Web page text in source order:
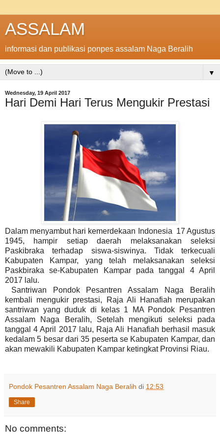
ASSALAM
informasi dan publikasi ponpes assalam Naga Beralih
▼
Wednesday, 19 April 2017
Hari Demi Hari Terus Mengukir Prestasi
Dalam menyambut hari kemerdekaan Indonesia 17 Agustus
1945, hampir setiap daerah melaksanakan seleksi
Paskibraka terhadap siswa-siswinya. Tidak terkecuali
Kabupaten Kampar, yang telah melaksanakan seleksi
Paskbiraka se-Kabupaten Kampar pada tanggal 4 April
2017 lalu.
Santriwan Pondok Pesantren Assalam Naga Beralih
kembali mengukir prestasi, Raja Ali Hanafiah merupakan
santriwan yang duduk di kelas 1 MA Pondok Pesantren
Assalam Naga Beralih, Setelah mengikuti seleksi pada
tanggal 4 April 2017 lalu, Raja Ali Hanafiah berhasil masuk
kedalam 5 besar dari 35 peserta se Kabupaten Kampar, dan
akan mewakili Kabupaten Kampar ketingkat Provinsi Riau.
Pondok Pesantren Assalam Naga Beralih di 12:53
Share
No comments: